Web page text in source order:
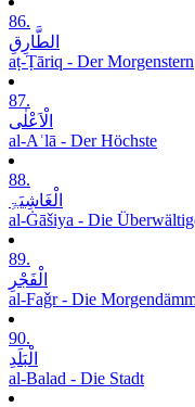
86.
الطَّارِقِ
aṭ-Ṭāriq - Der Morgenstern
87.
الْاَعْلٰی
al-Aʿlā - Der Höchste
88.
الْغَاشِیَۃِ
al-Ġāšiya - Die
89.
الْفَجْرِ
al-Faǧr - Die
90.
الْبَلَدِ
al-Balad - Die Stadt